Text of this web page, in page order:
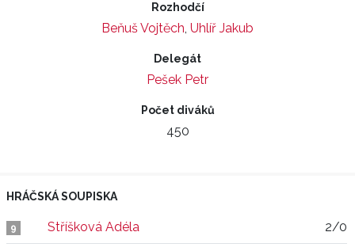
Rozhodčí
Beňuš Vojtěch, Uhlíř Jakub
Delegát
Pešek Petr
Počet diváků
450
HRÁČSKÁ SOUPISKA
9 Stříšková Adéla 2/0